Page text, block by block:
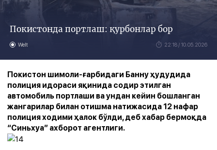
Покистонда портлаш: қурбонлар бор
Welt 22:18 / 10.05.2026
Покистон шимоли-ғарбидаги Банну ҳудудида
полиция идораси яқинида содир этилган
автомобиль портлаши ва ундан кейин бошланган
жангарилар билан отишма натижасида 12 нафар
полиция ходими ҳалок бўлди, деб хабар бермоқда
“Синьхуа” ахборот агентлиги.